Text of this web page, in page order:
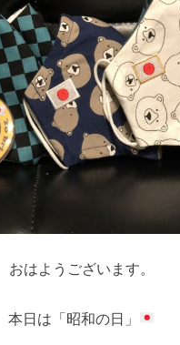
おはようございます。
本日は「昭和の日」